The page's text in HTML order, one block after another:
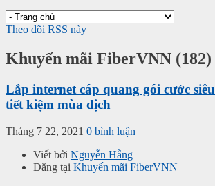
Theo dõi RSS này
Khuyến mãi FiberVNN (182)
Lắp internet cáp quang gói cước siêu
tiết kiệm mùa dịch
Tháng 7 22, 2021 0 bình luận
Viết bởi Nguyễn Hằng
Đăng tại Khuyến mãi FiberVNN